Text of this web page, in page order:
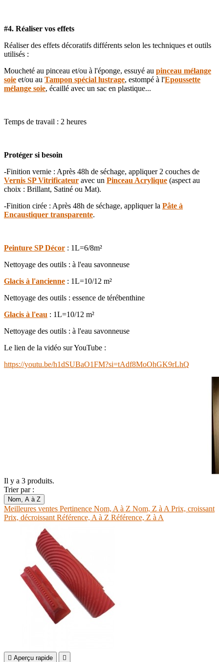
#4. Réaliser vos effets
Réaliser des effets décoratifs différents selon les techniques et outils
utilisés :
Moucheté au pinceau et/ou à l'éponge, essuyé au pinceau mélange
soie et/ou au Tampon spécial lustrage, estompé à l'Epoussette
mélange soie, écaillé avec un sac en plastique...
Temps de travail : 2 heures
Protéger si besoin
-Finition vernie : Après 48h de séchage, appliquer 2 couches de
Vernis SP Vitrificateur avec un Pinceau Acrylique (aspect au
choix : Brillant, Satiné ou Mat).
-Finition cirée : Après 48h de séchage, appliquer la Pâte à
Encaustiquer transparente.
Peinture SP Décor : 1L=6/8m²
Nettoyage des outils : à l'eau savonneuse
Glacis à l'ancienne : 1L=10/12 m²
Nettoyage des outils : essence de térébenthine
Glacis à l'eau : 1L=10/12 m²
Nettoyage des outils : à l'eau savonneuse
Le lien de la vidéo sur YouTube :
https://youtu.be/h1dSUBaO1FM?si=tAdf8MoOhGK9rLhQ
Il y a 3 produits.
Trier par :
Nom, A à Z
Meilleures ventes Pertinence Nom, A à Z Nom, Z à A Prix, croissant
Prix, décroissant Référence, A à Z Référence, Z à A
 Aperçu rapide 